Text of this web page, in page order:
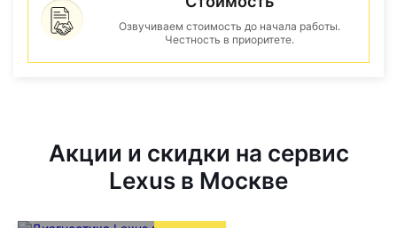
Озвучиваем стоимость до начала работы.
Честность в приоритете.
Акции и скидки на сервис
Lexus в Москве